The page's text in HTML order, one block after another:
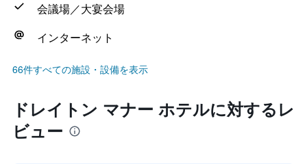
会議場／大宴会場
インターネット
66件すべての施設・設備を表示
ドレイトン マナー ホテルに対するレ
ビュー